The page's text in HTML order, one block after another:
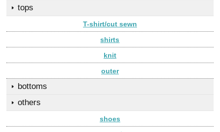
tops
T-shirt/cut sewn
shirts
knit
outer
bottoms
others
shoes